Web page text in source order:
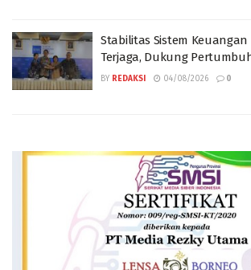
Stabilitas Sistem
Terjaga, Dukung
BY REDAKSI 04/08/2026 0